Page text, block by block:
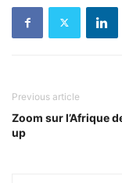
Previous article
Zoom sur l’Afrique
up